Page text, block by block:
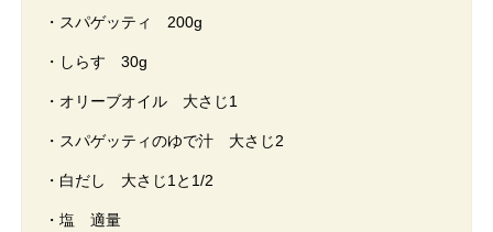
・スパゲッティ 200g
・しらす 30g
・オリーブオイル 大さじ1
・スパゲッティのゆで汁 大さじ2
・白だし 大さじ1と1/2
・塩 適量